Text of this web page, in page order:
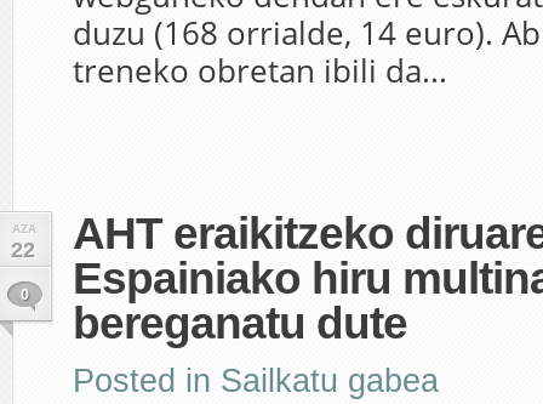
duzu (168 orrialde, 14 euro).
treneko obretan ibili da...
AZA
22
0
AHT eraikitzeko
Espainiako hiru
bereganatu dute
Posted in Sailkatu gabea